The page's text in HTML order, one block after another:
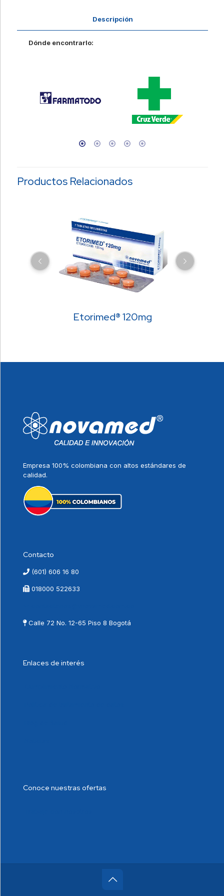
Descripción
Dónde encontrarlo:
Productos Relacionados
Etorimed® 120mg
Empresa 100% colombiana con altos estándares de
calidad.
Contacto
(601) 606 16 80
018000 522633
Calle 72 No. 12-65 Piso 8 Bogotá
Enlaces de interés
Conoce nuestras ofertas